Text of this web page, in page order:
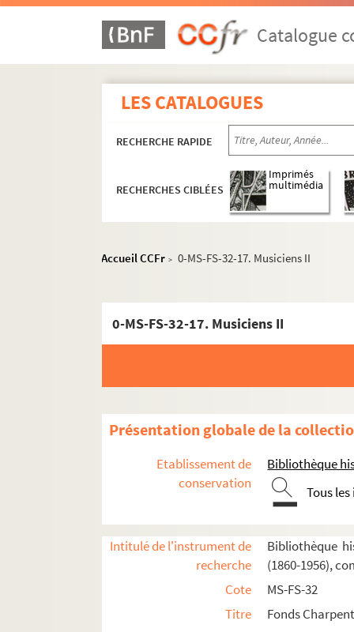
Catalogue
LES CATALOGUES
RECHERCHE RAPIDE
RECHERCHES CIBLÉES
Imprimés
multimédia
Accueil CCFr > 0-MS-FS-32-17. Musiciens II
0-MS-FS-32-17. Musiciens II
Présentation globale de la
Etablissement de
conservation
Bibliothèque
Tous
Intitulé de l'instrument de
recherche
Bibliothèque
(1860-1956),
Cote
MS-FS-32
Titre
Fonds
Cantate du Prix du Rome : Didon (1887)
La vie du poète (1888)
Impressions d'Italie (1889)
Poèmes chantés (1895)